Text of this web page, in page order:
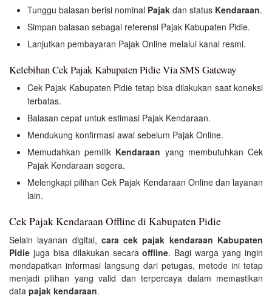
Tunggu balasan berisi nominal Pajak dan status Kendaraan.
Simpan balasan sebagai referensi Pajak Kabupaten Pidie.
Lanjutkan pembayaran Pajak Online melalui kanal resmi.
Kelebihan Cek Pajak Kabupaten Pidie Via SMS Gateway
Cek Pajak Kabupaten Pidie tetap bisa dilakukan saat koneksi
terbatas.
Balasan cepat untuk estimasi Pajak Kendaraan.
Mendukung konfirmasi awal sebelum Pajak Online.
Memudahkan pemilik Kendaraan yang membutuhkan Cek
Pajak Kendaraan segera.
Melengkapi pilihan Cek Pajak Kendaraan Online dan layanan
lain.
Cek Pajak Kendaraan Offline di Kabupaten Pidie
Selain layanan digital, cara cek pajak kendaraan Kabupaten
Pidie juga bisa dilakukan secaraoffline. Bagi warga yang ingin
mendapatkan informasi langsung dari petugas, metode ini tetap
menjadi pilihan yang valid dan terpercaya dalam memastikan
data pajak kendaraan.